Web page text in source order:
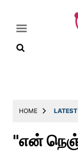
Latest
Throwback
HOME
"என்